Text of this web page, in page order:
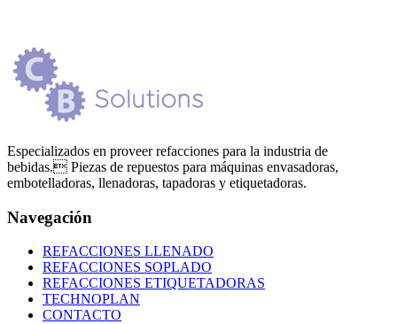
Especializados en proveer refacciones para la industria de
bebidas. Piezas de repuestos para máquinas envasadoras,
embotelladoras, llenadoras, tapadoras y etiquetadoras.
Navegación
REFACCIONES LLENADO
REFACCIONES SOPLADO
REFACCIONES ETIQUETADORAS
TECHNOPLAN
CONTACTO